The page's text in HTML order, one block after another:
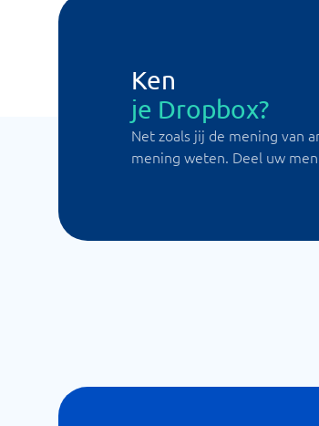
Ken
je Dropbox?
Net zoals jij de mening van
mening weten. Deel uw